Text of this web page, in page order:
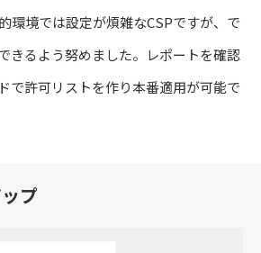
環境では設定が煩雑なCSPですが、で
きるよう努めました。レポートを確認
で許可リストを作り本番適用が可能で
プ